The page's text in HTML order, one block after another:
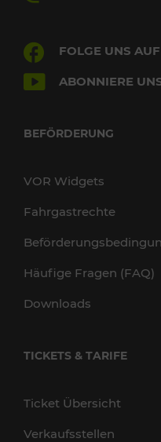
FOLGE UNS
ABONNIERE
BEFÖRDERUNG
VOR Widgets
Fahrgastrechte
Häufige Fragen (FAQ)
Downloads
TICKETS & TARIFE
Ticket Übersicht
Verkaufsstellen